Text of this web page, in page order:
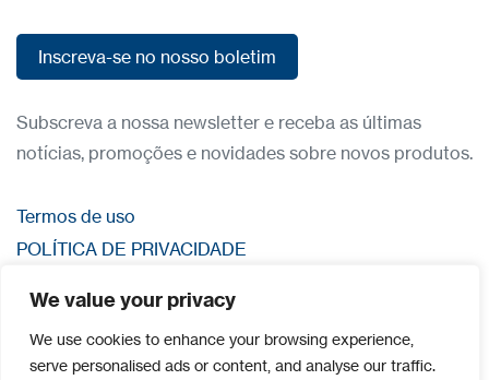
We value your privacy
We use cookies to enhance your browsing experience,
serve personalised ads or content, and analyse our traffic.
Inscreva-se no nosso boletim
Subscreva a nossa newsletter e receba as últimas
notícias, promoções e novidades sobre novos produtos.
Termos de uso
POLÍTICA DE PRIVACIDADE
Iniciar sessão